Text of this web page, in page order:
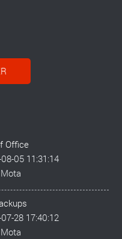
Office
05 11:31:14
28 17:40:12